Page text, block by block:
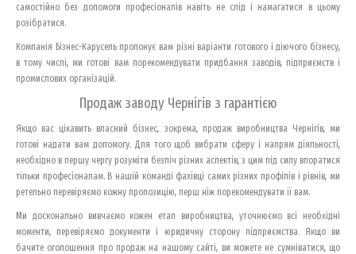
самостійно без допомоги професіоналів навіть не слід і намагатися в цьому
розібратися.
Компанія Бізнес-Карусель пропонує вам різні варіанти готового і діючого бізнесу,
в тому числі, ми готові вам порекомендувати придбання заводів, підприємств і
промислових організацій.
Продаж заводу Чернігів з гарантією
Якщо вас цікавить власний бізнес, зокрема, продаж виробництва Чернігів, ми
готові надати вам допомогу. Для того щоб вибрати сферу і напрям діяльності,
необхідно в першу чергу розуміти безліч різних аспектів, з цим під силу впоратися
тільки професіоналам. В нашій команді фахівці самих різних профілів і рівнів, ми
ретельно перевіряємо кожну пропозицію, перш ніж порекомендувати її вам.
Ми досконально вивчаємо кожен етап виробництва, уточнюємо всі необхідні
моменти, перевіряємо документи і юридичну сторону підприємства. Якщо ви
бачите оголошення про продаж на нашому сайті, ви можете не сумніватися, що